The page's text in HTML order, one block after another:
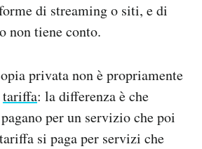
di streaming o siti, e di
non tiene conto.
privata non è propriamente
tariffa: la differenza è che
per un servizio che poi
si paga per servizi che